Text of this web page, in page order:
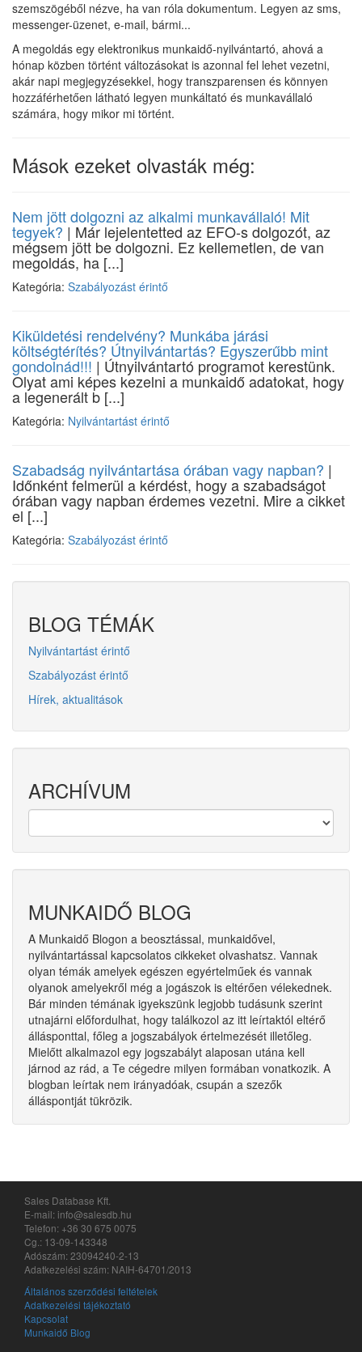
szemszögéből nézve, ha van róla dokumentum. Legyen az sms,
messenger-üzenet, e-mail, bármi...
A megoldás egy elektronikus munkaidő-nyilvántartó, ahová a
hónap közben történt változásokat is azonnal fel lehet vezetni,
akár napi megjegyzésekkel, hogy transzparensen és könnyen
hozzáférhetően látható legyen munkáltató és munkavállaló
számára, hogy mikor mi történt.
Mások ezeket olvasták még:
Nem jött dolgozni az alkalmi munkavállaló! Mit
tegyek? | Már lejelentetted az EFO-s dolgozót, az
mégsem jött be dolgozni. Ez kellemetlen, de van
megoldás, ha [...]
Kategória: Szabályozást érintő
Kiküldetési rendelvény? Munkába járási
költségtérítés? Útnyilvántartás? Egyszerűbb mint
gondolnád!!! | Útnyilvántartó programot kerestünk.
Olyat ami képes kezelni a munkaidő adatokat, hogy
a legenerált b [...]
Kategória: Nyilvántartást érintő
Szabadság nyilvántartása órában vagy napban? |
Időnként felmerül a kérdést, hogy a szabadságot
órában vagy napban érdemes vezetni. Mire a cikket
el [...]
Kategória: Szabályozást érintő
BLOG TÉMÁK
Nyilvántartást érintő
Szabályozást érintő
Hírek, aktualitások
ARCHÍVUM
MUNKAIDŐ BLOG
A Munkaidő Blogon a beosztással, munkaidővel,
nyilvántartással kapcsolatos cikkeket olvashatsz. Vannak
olyan témák amelyek egészen egyértelműek és vannak
olyanok amelyekről még a jogászok is eltérően vélekednek.
Bár minden témának igyekszünk legjobb tudásunk szerint
utnajárni előfordulhat, hogy találkozol az itt leírtaktól eltérő
állásponttal, főleg a jogszabályok értelmezését illetőleg.
Mielőtt alkalmazol egy jogszabályt alaposan utána kell
járnod az rád, a Te cégedre milyen formában vonatkozik. A
blogban leírtak nem irányadóak, csupán a szezők
álláspontját tükrözik.
Sales Database Kft.
E-mail: info@salesdb.hu
Telefon: +36 30 675 0075
Cg.: 13-09-143348
Adószám: 23094240-2-13
Adatkezelési szám: NAIH-64701/2013
Általános szerződési feltételek
Adatkezelési tájékoztató
Kapcsolat
Munkaidő Blog